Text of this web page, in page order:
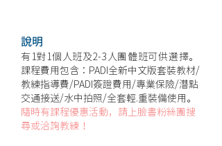
說明
​有1對1個人班及2-3人團體班可供選擇。
課程費用包含：PADI全新中文版套裝教材/
教練指導費/PADI簽證費用/專業保險/潛點
交通接送/水中拍照/全套輕.重裝備使用。
隨時有課程優惠活動，請上臉書粉絲團搜
尋或洽詢教練​！